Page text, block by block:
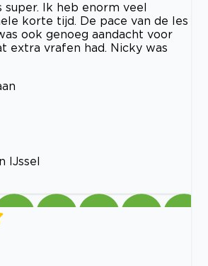
super. Ik heb enorm veel
korte tijd. De pace van de les
ook genoeg aandacht voor
extra vrafen had. Nicky was
IJssel